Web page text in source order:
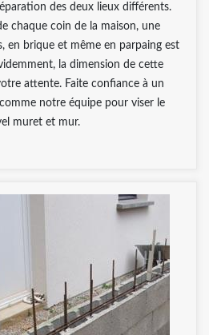
des deux lieux différents.
chaque coin de la maison, une
en brique et même en parpaing est
la dimension de cette
attente. Faite confiance à un
notre équipe pour viser le
muret et mur.